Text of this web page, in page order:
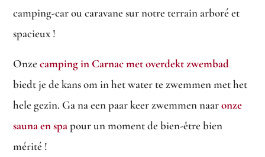
camping-car ou caravane sur notre terrain arboré et
spacieux !
Onzecamping in Carnac met overdekt zwembad
biedt je de kans om in het water te zwemmen met het
hele gezin. Ga na een paar keer zwemmen naaronze
sauna en spapour un moment de bien-être bien
mérité !